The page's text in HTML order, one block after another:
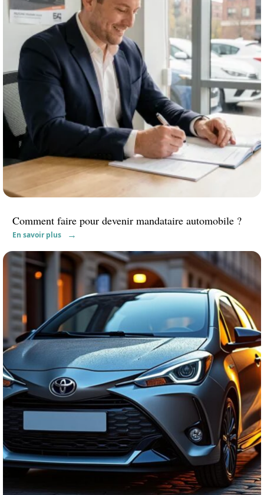
Comment faire pour devenir mandataire automobile ?
En savoir plus